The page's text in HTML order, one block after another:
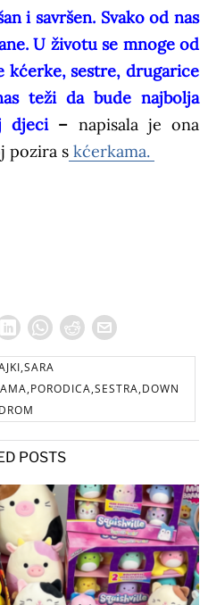
i savršen. Svako od nas
U životu se mnoge od
kćerke, sestre, drugarice
teži da bude najbolja
djeci– napisala je ona
pozira s kćerkama.
POSTS